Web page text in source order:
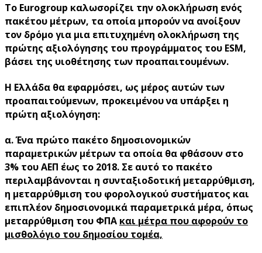
Το Eurogroup καλωσορίζει την ολοκλήρωση ενός
πακέτου μέτρων, τα οποία μπορούν να ανοίξουν
τον δρόμο για μια επιτυχημένη ολοκλήρωση της
πρώτης αξιολόγησης του προγράμματος του ESM,
βάσει της υιοθέτησης των προαπαιτουμένων.
Η Ελλάδα θα εφαρμόσει, ως μέρος αυτών των
προαπαιτούμενων, προκειμένου να υπάρξει η
πρώτη αξιολόγηση:
α. Ένα πρώτο πακέτο δημοσιονομικών
παραμετρικών μέτρων τα οποία θα φθάσουν στο
3% του ΑΕΠ έως το 2018. Σε αυτό το πακέτο
περιλαμβάνονται η συνταξιοδοτική μεταρρύθμιση,
η μεταρρύθμιση του φορολογικού συστήματος και
επιπλέον δημοσιονομικά παραμετρικά μέρα, όπως
μεταρρύθμιση του ΦΠΑ και μέτρα που αφορούν το
μισθολόγιο του δημοσίου τομέα,